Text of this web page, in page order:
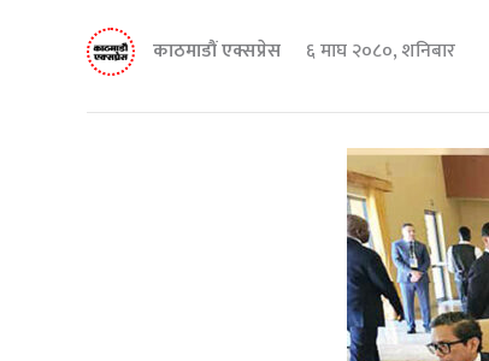
काठमाडौं एक्सप्रेस ६ माघ २०८०, शनिबार